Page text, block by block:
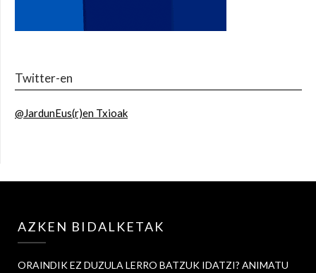
Twitter-en
@JardunEus(r)en Txioak
AZKEN BIDALKETAK
ORAINDIK EZ DUZULA LERRO BATZUK IDATZI? ANIMATU